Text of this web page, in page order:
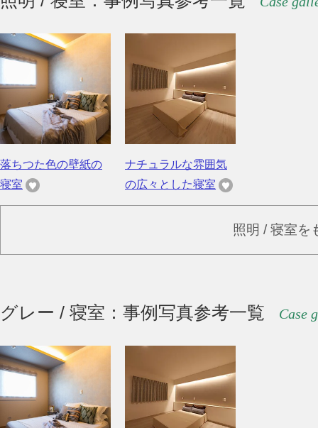
落ちつた色の壁紙の
寝室
ナチュラルな雰囲気
の広々とした寝室
照明 / 寝室を
グレー / 寝室：事例写真参考一覧 Case